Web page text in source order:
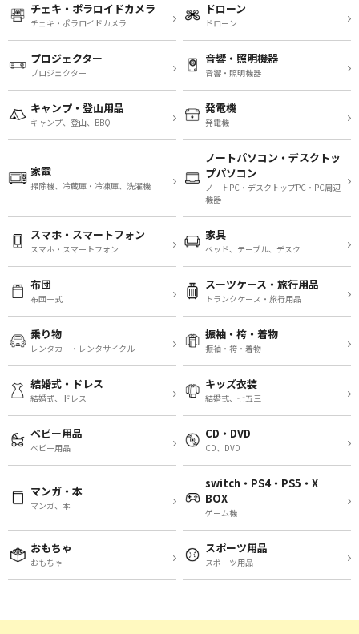
チェキ・ポラロイドカメラ
チェキ・ポラロイドカメラ
ドローン
ドローン
プロジェクター
プロジェクター
音響・照明機器
音響・照明機器
キャンプ・登山用品
キャンプ、登山、BBQ
発電機
発電機
家電
掃除機、冷蔵庫・冷凍庫、洗濯機
ノートパソコン・デスクトッ
プパソコン
ノートPC・デスクトップPC・PC周辺
機器
スマホ・スマートフォン
スマホ・スマートフォン
家具
ベッド、テーブル、デスク
布団
布団一式
スーツケース・旅行用品
トランクケース・旅行用品
乗り物
レンタカー・レンタサイクル
振袖・袴・着物
振袖・袴・着物
結婚式・ドレス
結婚式、ドレス
キッズ衣装
結婚式、七五三
ベビー用品
ベビー用品
CD・DVD
CD、DVD
マンガ・本
マンガ、本
switch・PS4・PS5・X
BOX
ゲーム機
おもちゃ
おもちゃ
スポーツ用品
スポーツ用品